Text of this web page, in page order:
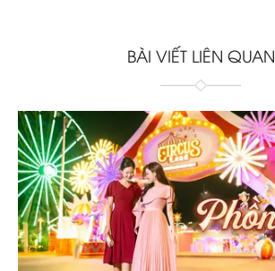
BÀI VIẾT LIÊN QUAN